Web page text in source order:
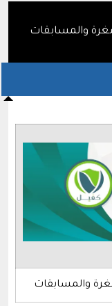
والمسابقات
والمسابقات